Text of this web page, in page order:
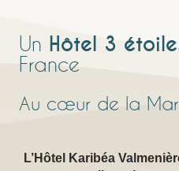
🔍 BAR LE PUNCH
Un Hôtel 3
France
Au cœur de la
L’Hôtel Karibéa